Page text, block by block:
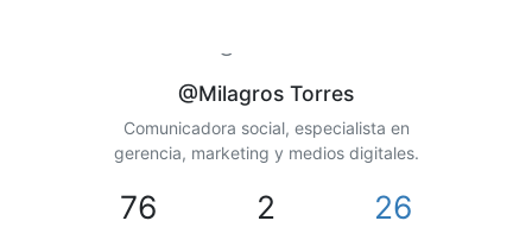
@Milagros Torres
Comunicadora social, especialista en
gerencia, marketing y medios digitales.
76 2 26